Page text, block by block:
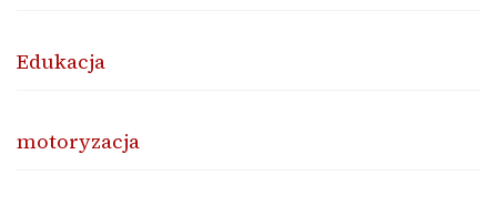
Edukacja
motoryzacja